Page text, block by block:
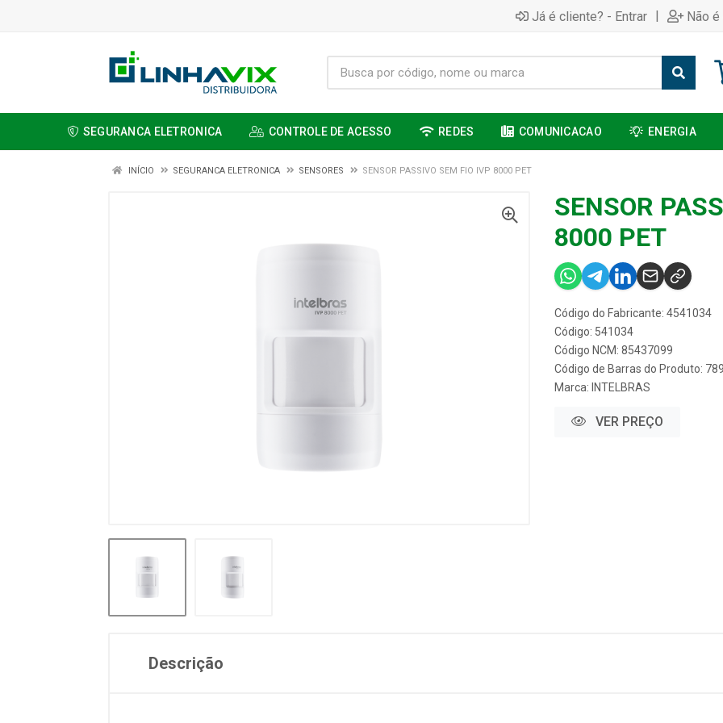
Já é cliente? - Entrar | Não
SEGURANCA ELETRONICA CONTROLE DE ACESSO REDES COMUNICACAO ENERGIA
INÍCIO SEGURANCA ELETRONICA SENSORES SENSOR PASSIVO SEM FIO IVP 8000 PET
SENSOR
8000 PET
Código do Fabricante: 4541034
Código: 541034
Código NCM: 85437099
Código de Barras do Produto:
Marca: INTELBRAS
VER PREÇO
Descrição